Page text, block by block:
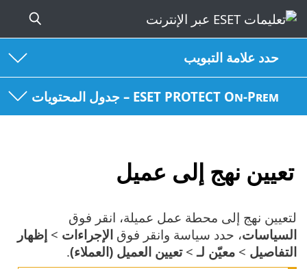
حدد علامة التبويب
ESET PROTECT On-Prem – جدول المحتويات
تعيين نهج إلى عميل
لتعيين نهج إلى محطة عمل عميلة، انقر فوق
السياسات، حدد سياسة وانقر فوق الإجراءات > إظهار
التفاصيل > معيّن لـ>تعيين العميل (العملاء).